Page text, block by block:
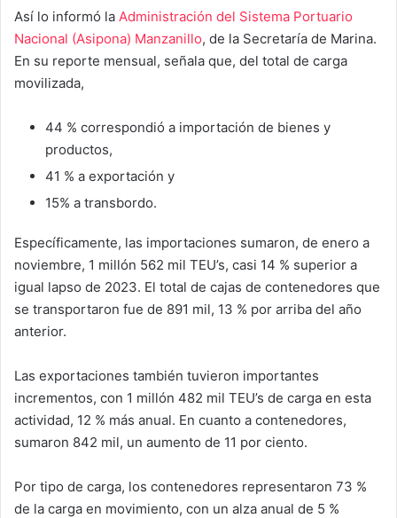
Así lo informó la Administración del Sistema Portuario
Nacional (Asipona) Manzanillo, de la Secretaría de Marina.
En su reporte mensual, señala que, del total de carga
movilizada,
44 % correspondió a importación de bienes y
productos,
41 % a exportación y
15% a transbordo.
Específicamente, las importaciones sumaron, de enero a
noviembre, 1 millón 562 mil TEU’s, casi 14 % superior a
igual lapso de 2023. El total de cajas de contenedores que
se transportaron fue de 891 mil, 13 % por arriba del año
anterior.
Las exportaciones también tuvieron importantes
incrementos, con 1 millón 482 mil TEU’s de carga en esta
actividad, 12 % más anual. En cuanto a contenedores,
sumaron 842 mil, un aumento de 11 por ciento.
Por tipo de carga, los contenedores representaron 73 %
de la carga en movimiento, con un alza anual de 5 %